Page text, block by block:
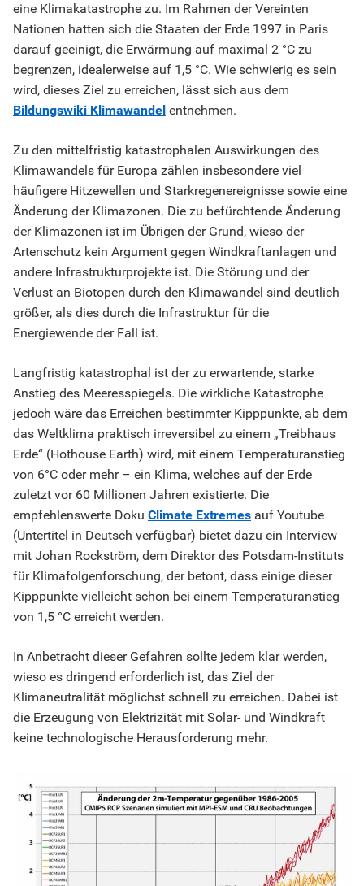
eine Klimakatastrophe zu. Im Rahmen der Vereinten
Nationen hatten sich die Staaten der Erde 1997 in Paris
darauf geeinigt, die Erwärmung auf maximal 2 °C zu
begrenzen, idealerweise auf 1,5 °C. Wie schwierig es sein
wird, dieses Ziel zu erreichen, lässt sich aus dem
Bildungswiki Klimawandel entnehmen.
Zu den mittelfristig katastrophalen Auswirkungen des
Klimawandels für Europa zählen insbesondere viel
häufigere Hitzewellen und Starkregenereignisse sowie eine
Änderung der Klimazonen. Die zu befürchtende Änderung
der Klimazonen ist im Übrigen der Grund, wieso der
Artenschutz kein Argument gegen Windkraftanlagen und
andere Infrastrukturprojekte ist. Die Störung und der
Verlust an Biotopen durch den Klimawandel sind deutlich
größer, als dies durch die Infrastruktur für die
Energiewende der Fall ist.
Langfristig katastrophal ist der zu erwartende, starke
Anstieg des Meeresspiegels. Die wirkliche Katastrophe
jedoch wäre das Erreichen bestimmter Kipppunkte, ab dem
das Weltklima praktisch irreversibel zu einem „Treibhaus
Erde“ (Hothouse Earth) wird, mit einem Temperaturanstieg
von 6°C oder mehr – ein Klima, welches auf der Erde
zuletzt vor 60 Millionen Jahren existierte. Die
empfehlenswerte Doku Climate Extremes auf Youtube
(Untertitel in Deutsch verfügbar) bietet dazu ein Interview
mit Johan Rockström, dem Direktor des Potsdam-Instituts
für Klimafolgenforschung, der betont, dass einige dieser
Kipppunkte vielleicht schon bei einem Temperaturanstieg
von 1,5 °C erreicht werden.
In Anbetracht dieser Gefahren sollte jedem klar werden,
wieso es dringend erforderlich ist, das Ziel der
Klimaneutralität möglichst schnell zu erreichen. Dabei ist
die Erzeugung von Elektrizität mit Solar- und Windkraft
keine technologische Herausforderung mehr.